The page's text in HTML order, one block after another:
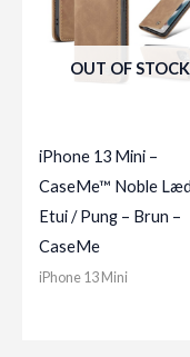
OUT OF STOCK
iPhone 13 Mini –
CaseMe™ Noble
Etui / Pung – Brun –
CaseMe
iPhone 13 Mini